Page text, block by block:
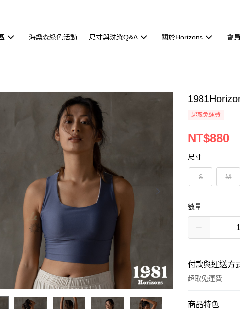
海樂森綠色活動 尺寸與洗滌Q&A 關於Horizons 會
超取免運費
NT$880
尺寸
S M
數量
付款與運送方
超取免運費
付款方式
商品特色